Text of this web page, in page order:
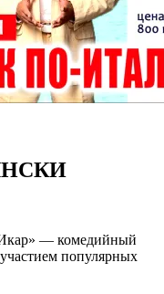
— комедийный
популярных